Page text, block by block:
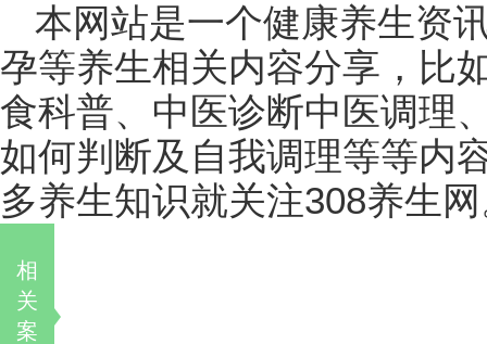
本网站是一个健康养生资
孕等养生相关内容分享，比
食科普、中医诊断中医调理
如何判断及自我调理等等内
多养生知识就关注308养生
相
关
案